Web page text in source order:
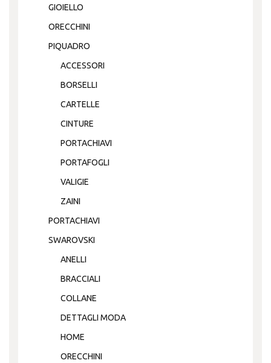
GIOIELLO
ORECCHINI
PIQUADRO
ACCESSORI
BORSELLI
CARTELLE
CINTURE
PORTACHIAVI
PORTAFOGLI
VALIGIE
ZAINI
PORTACHIAVI
SWAROVSKI
ANELLI
BRACCIALI
COLLANE
DETTAGLI MODA
HOME
ORECCHINI